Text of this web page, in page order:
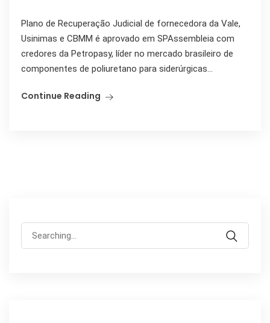
Plano de Recuperação Judicial de fornecedora da Vale,
Usinimas e CBMM é aprovado em SPAssembleia com
credores da Petropasy, líder no mercado brasileiro de
componentes de poliuretano para siderúrgicas...
Continue Reading